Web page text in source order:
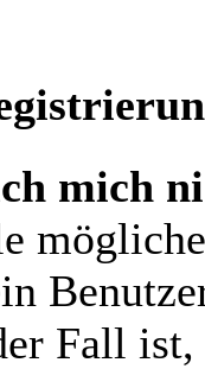
mich
Fall